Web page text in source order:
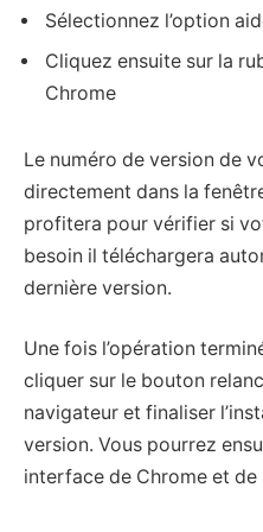
Sélectionnez l’option
Cliquez ensuite sur la
Chrome
Le numéro de version de
directement dans la
profitera pour vérifier si
besoin il téléchargera
dernière version.
Une fois l’opération
cliquer sur le bouton
navigateur et finaliser
version. Vous pourrez
interface de Chrome et de